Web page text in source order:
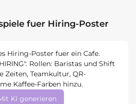
fuer Hiring-Poster
Hiring-Poster fuer ein Cafe.
Rollen: Baristas und Shift
Zeiten, Teamkultur, QR-
Kaffee-Farben hinzu.
KI generieren